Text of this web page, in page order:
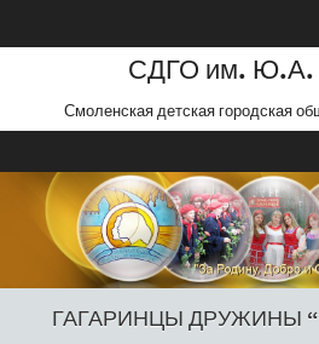
СДГО им. Ю.А.
Смоленская детская городская
Skip to content
ГАГАРИНЦЫ ДРУЖИНЫ